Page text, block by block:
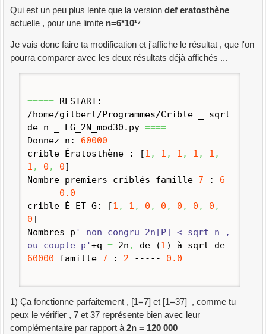
print
premiers [
premiers[3:
Qui est un peu plus lente que la version def eratosthène
actuelle , pour une limite n=6*10¹⁷
Je vais donc faire ta modification et j'affiche le résultat , que l'on
pourra comparer avec les deux résultats déjà affichés ...
===== RESTART:
/home/gilbert/Programmes/Crible _ sqrt
de n _ EG_2N_mod30. py ====
Donnez n: 60000
crible Ératosthène :
[1 , 1 , 1 , 1 , 1 ,
1 , 0 , 0]
Nombre premiers criblés famille 7 : 6
----- 0.0
crible É ET G:
[1 , 1 , 0 , 0 , 0 , 0 , 0 ,
0]
Nombres p ' non congru 2n[P] < sqrt n ,
ou couple p'+q= 2n , de (1 )
à sqrt de
60000 famille 7 : 2 ----- 0.0
1) Ça fonctionne parfaitement , [1=7] et [1=37] , comme tu
peux le vérifier , 7 et 37 représente bien avec leur
complémentaire par rapport à 2n = 120 000